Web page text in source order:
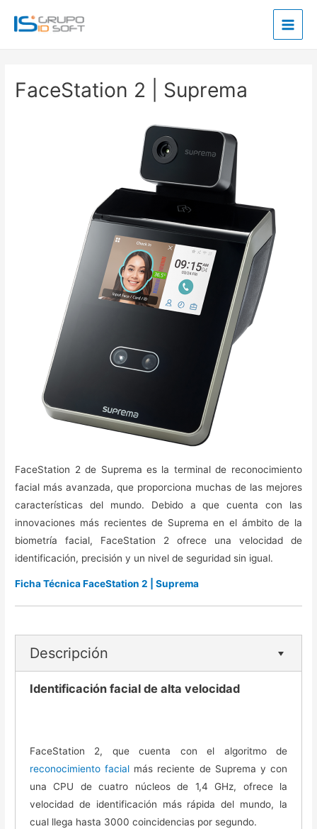
Main
FaceStation 2 | Suprema
FaceStation 2 de Suprema es la terminal de reconocimiento
facial más avanzada, que proporciona muchas de las mejores
características del mundo. Debido a que cuenta con las
innovaciones más recientes de Suprema en el ámbito de la
biometría facial, FaceStation 2 ofrece una velocidad de
identificación, precisión y un nivel de seguridad sin igual.
Ficha Técnica FaceStation 2 | Suprema
Descripción
Identificación facial de alta velocidad
FaceStation 2, que cuenta con el algoritmo de
reconocimiento facial más reciente de Suprema y con
una CPU de cuatro núcleos de 1,4 GHz, ofrece la
velocidad de identificación más rápida del mundo, la
cual llega hasta 3000 coincidencias por segundo.